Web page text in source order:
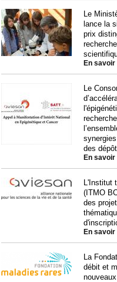
Le
lance la
prix
En savoir
Le
des
En savoir
L'Institut
(ITMO
des
En savoir
La
débit et